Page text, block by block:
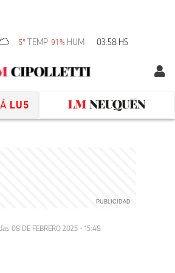
5° TEMP 91% HUM 03:58 HS
LU5
08 DE FEBRERO 2025 - 15:48